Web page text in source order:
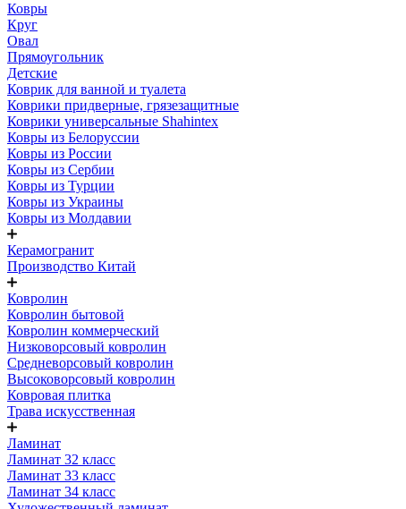
Ковры
Круг
Овал
Прямоугольник
Детские
Коврик для ванной и туалета
Коврики придверные, грязезащитные
Коврики универсальные Shahintex
Ковры из Белоруссии
Ковры из России
Ковры из Сербии
Ковры из Турции
Ковры из Украины
Ковры из Молдавии
Керамогранит
Производство Китай
Ковролин
Ковролин бытовой
Ковролин коммерческий
Низковорсовый ковролин
Средневорсовый ковролин
Высоковорсовый ковролин
Ковровая плитка
Трава искусственная
Ламинат
Ламинат 32 класс
Ламинат 33 класс
Ламинат 34 класс